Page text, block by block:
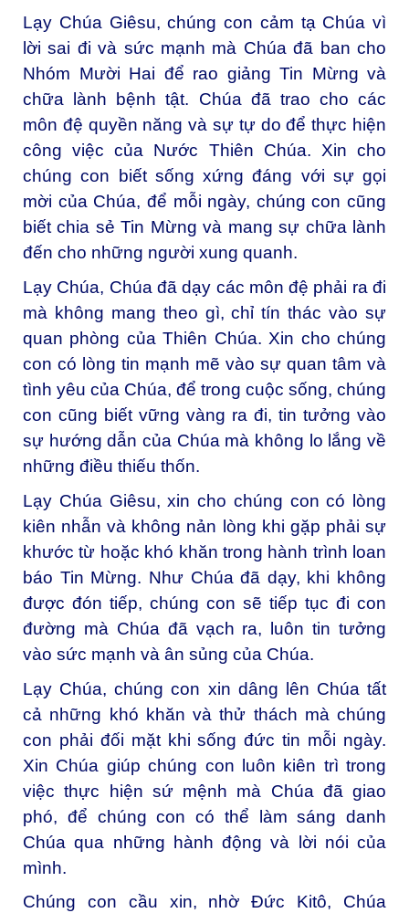
Lạy Chúa Giêsu, chúng con cảm tạ Chúa vì
lời sai đi và sức mạnh mà Chúa đã ban cho
Nhóm Mười Hai để rao giảng Tin Mừng và
chữa lành bệnh tật. Chúa đã trao cho các
môn đệ quyền năng và sự tự do để thực hiện
công việc của Nước Thiên Chúa. Xin cho
chúng con biết sống xứng đáng với sự gọi
mời của Chúa, để mỗi ngày, chúng con cũng
biết chia sẻ Tin Mừng và mang sự chữa lành
đến cho những người xung quanh.
Lạy Chúa, Chúa đã dạy các môn đệ phải ra đi
mà không mang theo gì, chỉ tín thác vào sự
quan phòng của Thiên Chúa. Xin cho chúng
con có lòng tin mạnh mẽ vào sự quan tâm và
tình yêu của Chúa, để trong cuộc sống, chúng
con cũng biết vững vàng ra đi, tin tưởng vào
sự hướng dẫn của Chúa mà không lo lắng về
những điều thiếu thốn.
Lạy Chúa Giêsu, xin cho chúng con có lòng
kiên nhẫn và không nản lòng khi gặp phải sự
khước từ hoặc khó khăn trong hành trình loan
báo Tin Mừng. Như Chúa đã dạy, khi không
được đón tiếp, chúng con sẽ tiếp tục đi con
đường mà Chúa đã vạch ra, luôn tin tưởng
vào sức mạnh và ân sủng của Chúa.
Lạy Chúa, chúng con xin dâng lên Chúa tất
cả những khó khăn và thử thách mà chúng
con phải đối mặt khi sống đức tin mỗi ngày.
Xin Chúa giúp chúng con luôn kiên trì trong
việc thực hiện sứ mệnh mà Chúa đã giao
phó, để chúng con có thể làm sáng danh
Chúa qua những hành động và lời nói của
mình.
Chúng con cầu xin, nhờ Đức Kitô, Chúa